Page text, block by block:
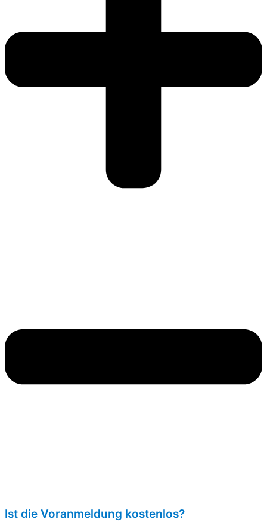
Ist die Voranmeldung kostenlos?